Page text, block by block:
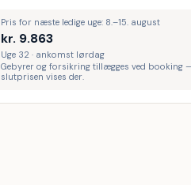
Pris for næste ledige uge: 8.–15. august
kr. 9.863
Uge 32 · ankomst lørdag
Gebyrer og forsikring tillægges ved booking
slutprisen vises der.